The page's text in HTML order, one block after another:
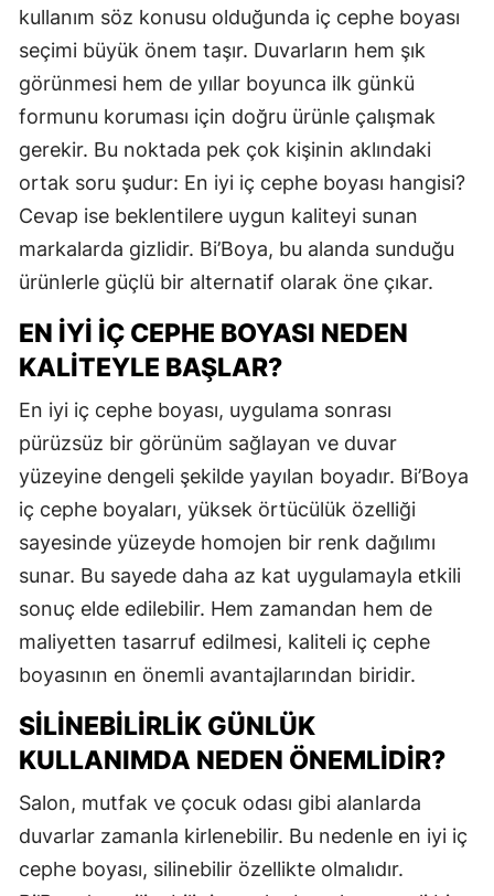
kullanım söz konusu olduğunda iç cephe boyası
seçimi büyük önem taşır. Duvarların hem şık
görünmesi hem de yıllar boyunca ilk günkü
formunu koruması için doğru ürünle çalışmak
gerekir. Bu noktada pek çok kişinin aklındaki
ortak soru şudur: En iyi iç cephe boyası hangisi?
Cevap ise beklentilere uygun kaliteyi sunan
markalarda gizlidir. Bi’Boya, bu alanda sunduğu
ürünlerle güçlü bir alternatif olarak öne çıkar.
EN İYI İÇ CEPHE BOYASI NEDEN
KALITEYLE BAŞLAR?
En iyi iç cephe boyası, uygulama sonrası
pürüzsüz bir görünüm sağlayan ve duvar
yüzeyine dengeli şekilde yayılan boyadır. Bi’Boya
iç cephe boyaları, yüksek örtücülük özelliği
sayesinde yüzeyde homojen bir renk dağılımı
sunar. Bu sayede daha az kat uygulamayla etkili
sonuç elde edilebilir. Hem zamandan hem de
maliyetten tasarruf edilmesi, kaliteli iç cephe
boyasının en önemli avantajlarından biridir.
SILINEBILIRLIK GÜNLÜK
KULLANIMDA NEDEN ÖNEMLIDIR?
Salon, mutfak ve çocuk odası gibi alanlarda
duvarlar zamanla kirlenebilir. Bu nedenle en iyi iç
cephe boyası, silinebilir özellikte olmalıdır.